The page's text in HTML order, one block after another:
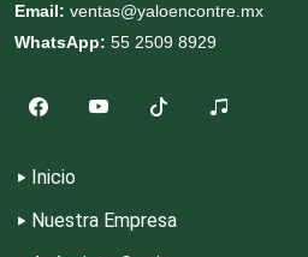
Dentistas
Deportes
Email: ventas@yaloencontre.mx
WhatsApp: 55 2509 8929
Inicio
Nuestra Empresa